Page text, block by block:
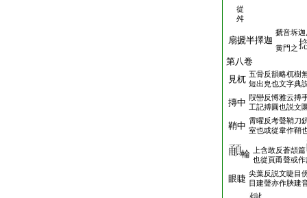
從
舛
扇搋半擇迦
搋音坼
黄門之
第八卷
見杌 五骨反韻略杌樹
短出皃也文字典
摶中 叚巒反愽雅云搏
工記搏圓也説文
鞘中 霄曜反考聲鞘刀
室也或從韋作鞘
輪
上含敢反蒼頡篇
也從頁甬聲或
眼睫 尖葉反説文睫目
目建聲亦作脥建